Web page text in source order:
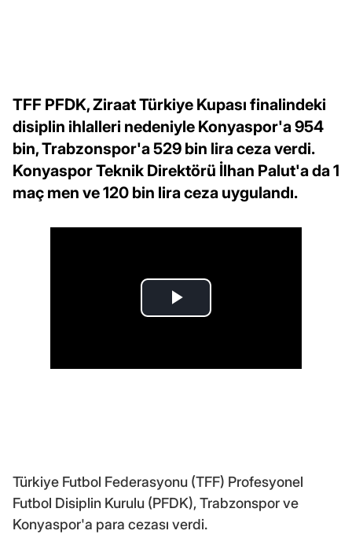
TFF PFDK, Ziraat Türkiye Kupası finalindeki
disiplin ihlalleri nedeniyle Konyaspor'a 954
bin, Trabzonspor'a 529 bin lira ceza verdi.
Konyaspor Teknik Direktörü İlhan Palut'a da 1
maç men ve 120 bin lira ceza uygulandı.
Türkiye Futbol Federasyonu (TFF) Profesyonel
Futbol Disiplin Kurulu (PFDK), Trabzonspor ve
Konyaspor'a para cezası verdi.